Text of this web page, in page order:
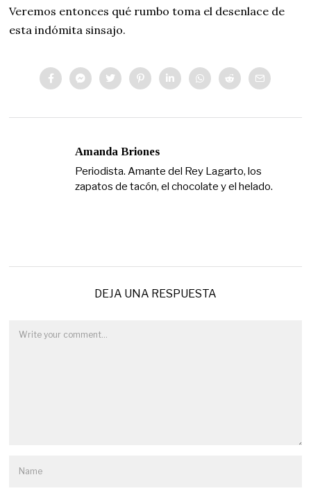
Veremos entonces qué rumbo toma el desenlace de
esta indómita sinsajo.
Amanda Briones
Periodista. Amante del Rey Lagarto, los
zapatos de tacón, el chocolate y el helado.
DEJA UNA RESPUESTA